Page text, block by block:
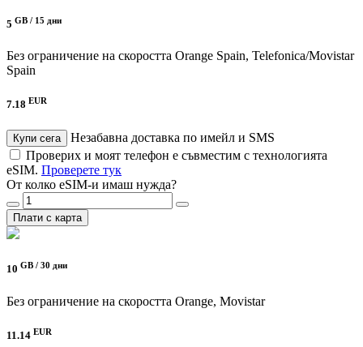
5 GB / 15 дни
Без ограничение на скоростта Orange Spain, Telefonica/Movistar
Spain
7.18 EUR
Купи сега
Незабавна доставка по имейл и SMS
Проверих и моят телефон е съвместим с технологията
eSIM. Проверете тук
От колко eSIM-и имаш нужда?
Плати с карта
10 GB / 30 дни
Без ограничение на скоростта Orange, Movistar
11.14 EUR